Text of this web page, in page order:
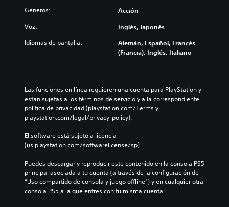
Géneros: Acción
Voz: Inglés, Japonés
Idiomas de pantalla:
Alemán, Español, Francés
(Francia), Inglés, Italiano
Las funciones en línea requieren una cuenta para PlayStation y
están sujetas a los términos de servicio y a la correspondiente
política de privacidad (playstation.com/Terms y
playstation.com/legal/privacy-policy).
El software está sujeto a licencia
(us.playstation.com/softwarelicense/sp).
Puedes descargar y reproducir este contenido en la consola PS5
principal asociada a tu cuenta (a través de la configuración de
“Uso compartido de consola y juego offline”) y en cualquier otra
consola PS5 a la que entres con tu misma cuenta.